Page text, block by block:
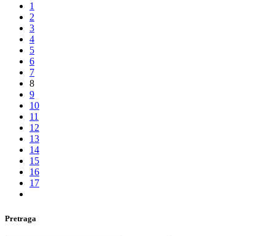
1
2
3
4
5
6
7
8
9
10
11
12
13
14
15
16
17
Pretraga